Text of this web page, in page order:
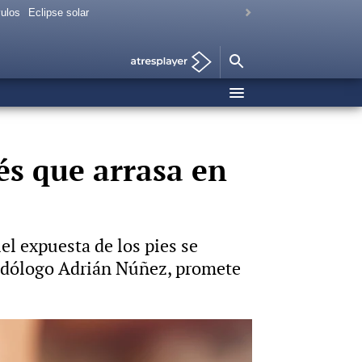
Eclipse solar
que arrasa en
expuesta de los pies se
Adrián Núñez, promete